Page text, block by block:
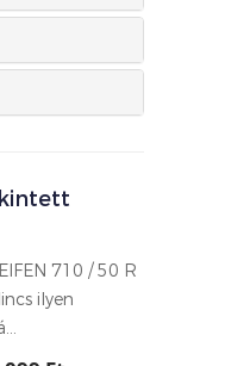
710 / 50 R
ilyen